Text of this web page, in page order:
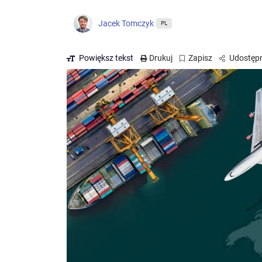
Jacek Tomczyk PL
Powiększ tekst Drukuj Zapisz